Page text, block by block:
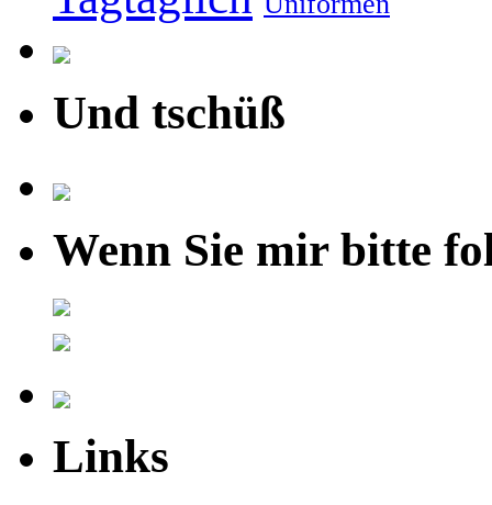
Und tschüß
Wenn Sie mir bitte
Links